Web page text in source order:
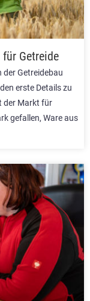
Getreide
der Getreidebau
erste Details zu
der Markt für
gefallen, Ware aus